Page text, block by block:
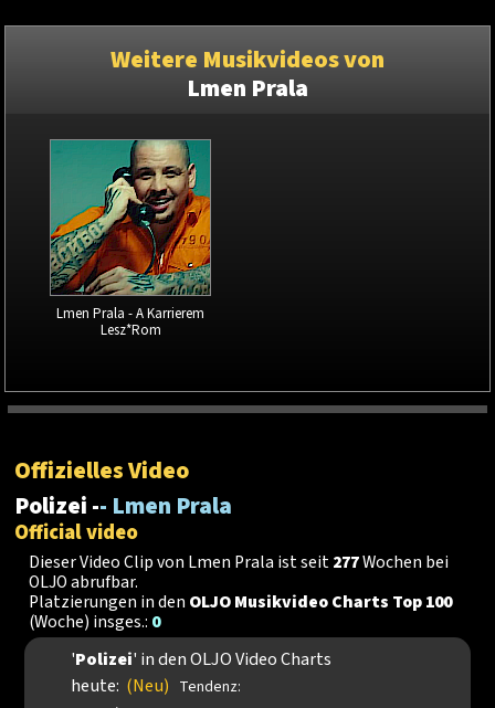
Weitere Musikvideos von
Lmen Prala
Lmen Prala - A Karrierem
Lesz*Rom
Offizielles Video
Polizei -- Lmen Prala
Official video
Dieser Video Clip von Lmen Prala ist seit277Wochen bei
OLJO abrufbar.
Platzierungen in den OLJO Musikvideo Charts Top 100
(Woche) insges.: 0
'Polizei' in den OLJO Video Charts
heute: (Neu) Tendenz: